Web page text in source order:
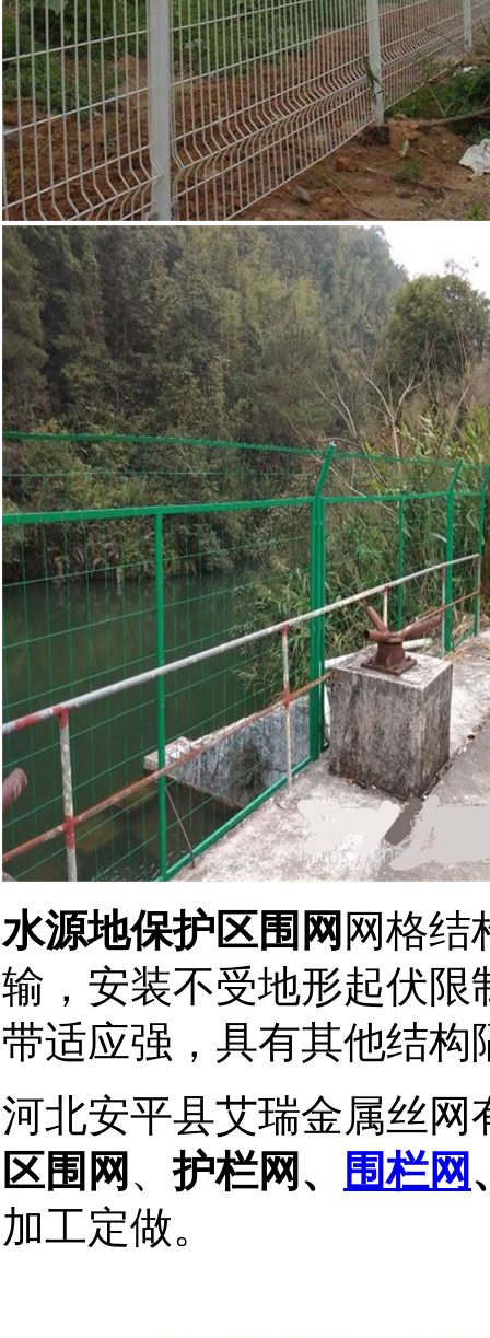
水源地保护区围网 网格结
输，安装不受地形起伏
带适应强，具有其他结
河北安平县艾瑞金属丝网
区围网 、护栏网、 围栏网
加工定做。